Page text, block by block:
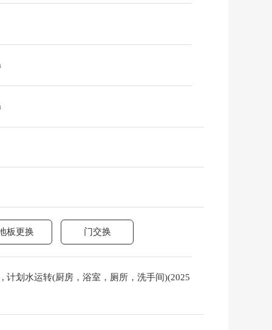
板更换 门交换
计划水运转(厨房，浴室，厕所，洗手间)(2025